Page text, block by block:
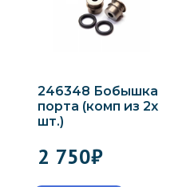
246348 Бобышка
порта (комп из 2х
шт.)
2 750₽